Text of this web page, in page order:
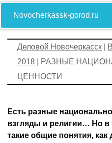
Novocherkassk-gorod.ru
Деловой Новочеркасск
2018 | РАЗНЫЕ
ЦЕННОСТИ
Есть разные
взгляды и религии… Но
такие общие понятия,